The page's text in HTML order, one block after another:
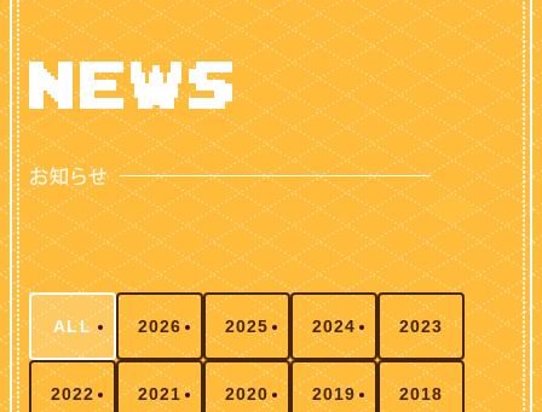
ALL 2026 2025 2024 2023
2022 2021 2020 2019 2018